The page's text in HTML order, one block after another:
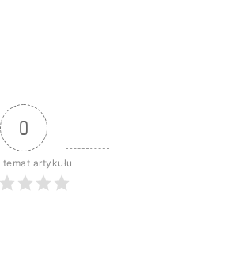
0
temat artykułu